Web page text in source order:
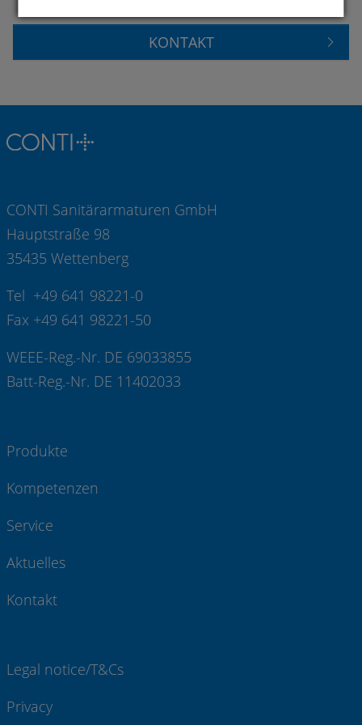
KONTAKT
CONTI Sanitärarmaturen GmbH
Hauptstraße 98
35435 Wettenberg
Tel +49 641 98221-0
Fax +49 641 98221-50
WEEE-Reg.-Nr. DE 69033855
Batt-Reg.-Nr. DE 11402033
Produkte
Kompetenzen
Service
Aktuelles
Kontakt
Legal notice/T&Cs
Privacy